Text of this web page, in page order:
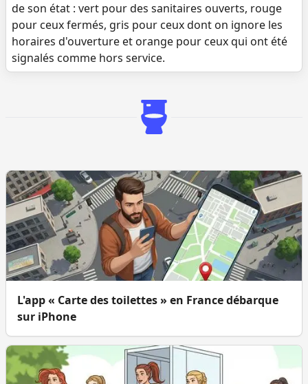
de son état : vert pour des sanitaires ouverts, rouge
pour ceux fermés, gris pour ceux dont on ignore les
horaires d'ouverture et orange pour ceux qui ont été
signalés comme hors service.
L'app « Carte des toilettes » en France débarque
sur iPhone